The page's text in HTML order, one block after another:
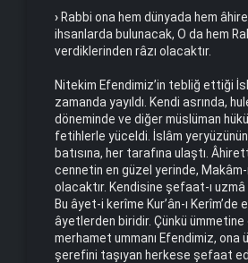
› Rabbi ona hem dünyada hem
ihsanlarda bulunacak, O da hem
verdiklerinden râzı olacaktır.
Nitekim Efendimiz’in tebliğ ettiği
zamanda yayıldı. Kendi asrında,
döneminde ve diğer müslüman
fetihlerle yüceldi. İslâm
batısına, her tarafına ulaştı.
cennetin en güzel yerinde, Makâm-
olacaktır. Kendisine şefaat-ı uzmâ
Bu âyet-i kerîme Kur’ân-ı Kerîm’de
âyetlerden biridir. Çünkü ümmetine
merhamet ummanı Efendimiz, ona
şerefini taşıyan herkese şefaat